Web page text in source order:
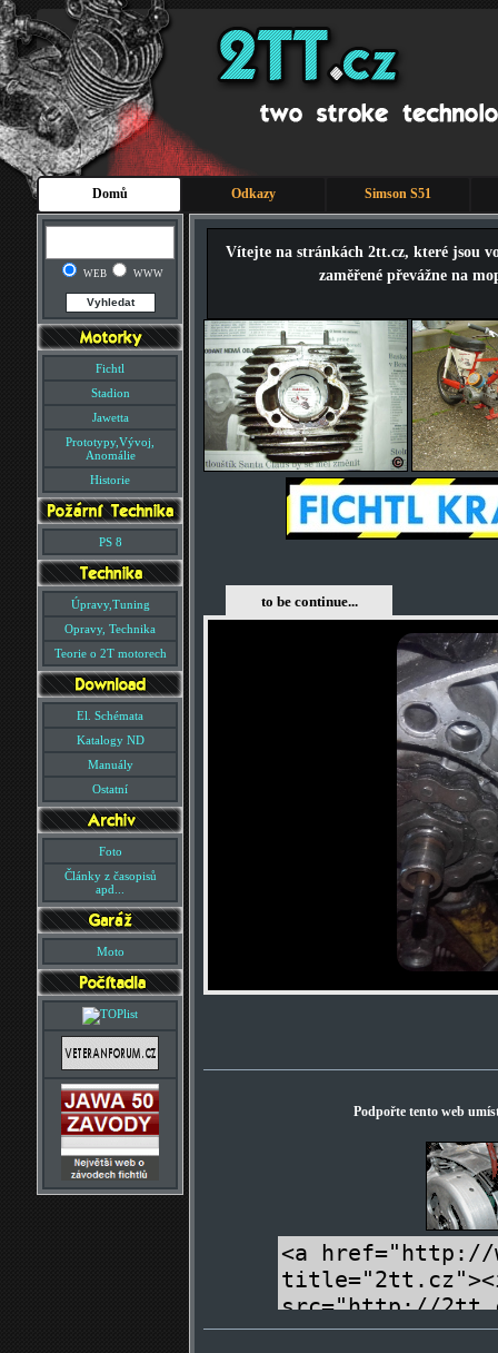
Domů Odkazy Simson S51
WEB WWW
Fichtl
Stadion
Jawetta
Prototypy,Vývoj,
Anomálie
Historie
PS 8
Úpravy,Tuning
Opravy, Technika
Teorie o 2T motorech
El. Schémata
Katalogy ND
Manuály
Ostatní
Foto
Články z časopisů
apd...
Moto
Vítejte na stránkách 2tt.cz, které jsou
zaměřené převážne na
to be continue...
Podpořte tento web